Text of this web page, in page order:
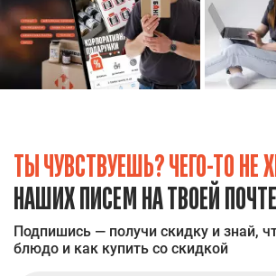
ТЫ ЧУВСТВУЕШЬ? ЧЕГО-ТО НЕ
НАШИХ ПИСЕМ НА ТВОЕЙ
Подпишись — получи скидку и знай,
блюдо и как купить со скидкой